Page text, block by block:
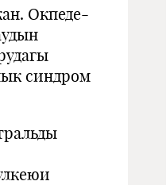
Окпеде-
синдром